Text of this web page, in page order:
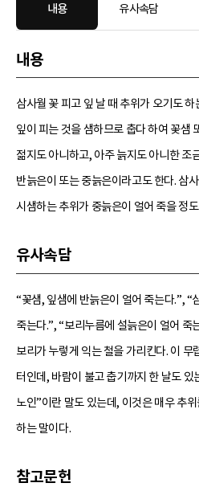
내용 유사속담
내용
삼사월 꽃 피고 잎 날 때 추위가 오기도
잎이 피는 것을 샘하므로 춥다 하여 꽃샘
젊지도 아니하고, 아주 늙지도 아니한 조
반늙은이 또는 중늙은이라고도 한다. 삼
시샘하는 추위가 중늙은이 얼어 죽을 정
유사속담
“꽃샘, 잎샘에 반늙은이 얼어 죽는다.”, “
죽는다.”, “보리누름에 설늙은이 얼어 죽
보리가 누렇게 익는 철을 가리킨다. 이
터인데, 바람이 불고 춥기까지 한 날도 있
노인”이란 말도 있는데, 이것은 매우 추
하는 말이다.
참고문헌